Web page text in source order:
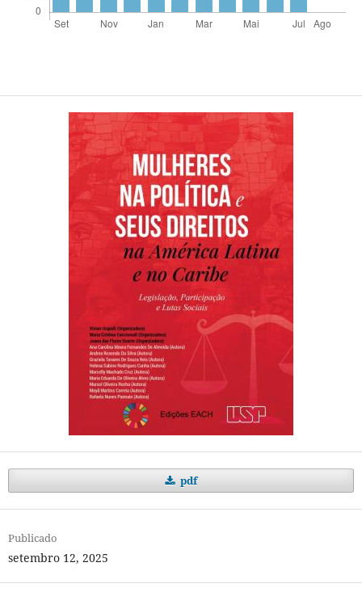
pdf
Publicado
setembro 12, 2025